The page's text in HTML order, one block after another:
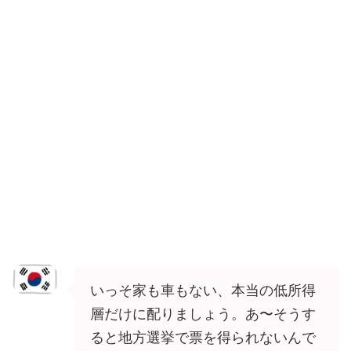
いっそ家も車もない、本当の低所得
層だけに配りましょう。あ〜そうす
ると地方選挙で票を得られないんで